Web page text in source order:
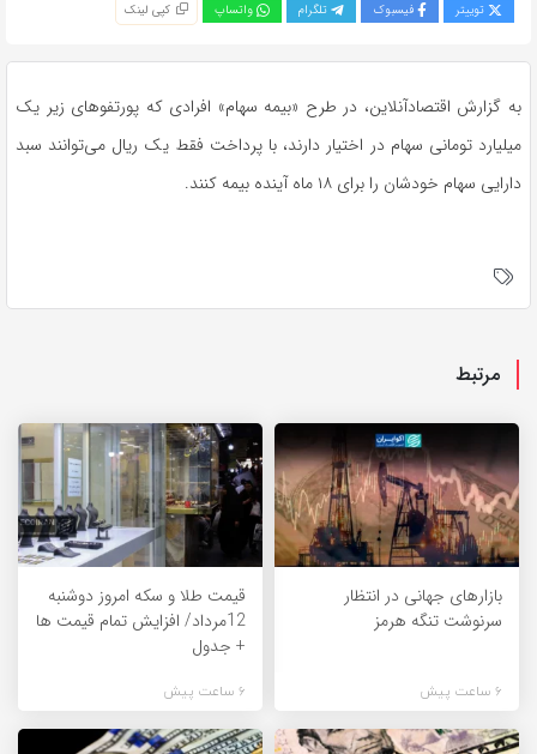
توییتر فیسبوک تلگرام واتساپ کپی لینک
به گزارش اقتصادآنلاین، در طرح «بیمه سهام» افرادی که پورتفو‌های زیر یک
میلیارد تومانی سهام در اختیار دارند، با پرداخت فقط یک ریال می‌توانند سبد
دارایی سهام خودشان را برای ۱۸ ماه آینده بیمه کنند.
مرتبط
بازارهای جهانی در انتظار
سرنوشت تنگه هرمز
6 ساعت پیش
قیمت طلا و سکه امروز دوشنبه
12مرداد/ افزایش تمام قیمت ها
+ جدول
6 ساعت پیش